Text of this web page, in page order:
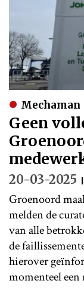
Mechaman
Geen
20-03-2025
Groenoord
melden de
van alle
de
hierover
momenteel